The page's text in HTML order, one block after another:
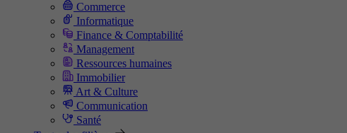
Commerce
Informatique
Finance & Comptabilité
Management
Ressources humaines
Immobilier
Art & Culture
Communication
Santé